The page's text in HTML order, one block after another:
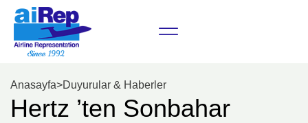
Anasayfa>Duyurular & Haberler
Hertz ’ten Sonbahar